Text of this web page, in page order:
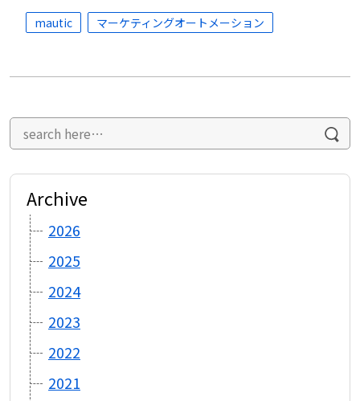
mautic マーケティングオートメーション
Archive
2026
2025
2024
2023
2022
2021